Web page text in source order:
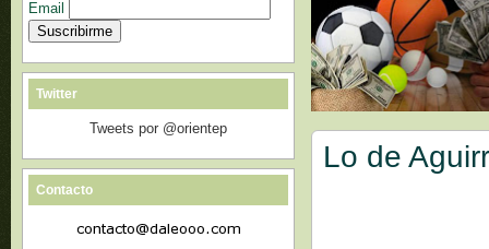
Lo de
Email
Twitter
Tweets por @orientep
Contacto